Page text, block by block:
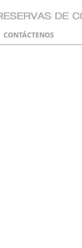
CONTÁCTENOS